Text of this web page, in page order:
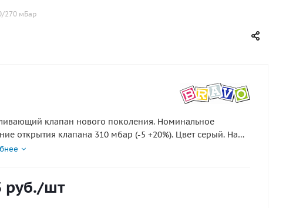
270 мБар
клапан нового поколения. Номинальное
открытия клапана 310 мбар (-5 +20%). Цвет серый. На
части клапана есть метка желтого цвета.
клапана поворачивается только на 90 градусов,
возможность для аварийного стравливания воздуха.
руб./шт